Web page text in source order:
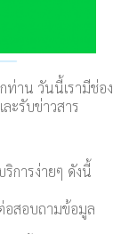
าน วันนี้เรามีช่อง
ะรับข่าวสาร
การง่ายๆ ดังนี้
อสอบถามข้อมูล